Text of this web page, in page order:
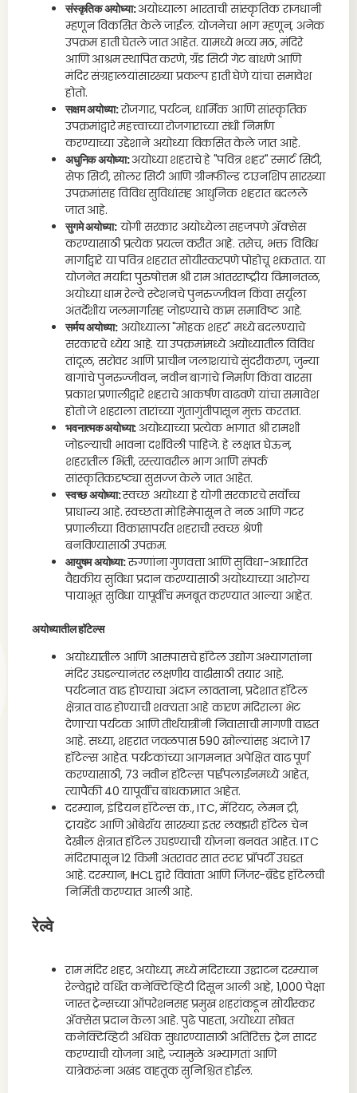
संस्कृतिक अयोध्या:अयोध्याला भारताची सांस्कृतिक राजधानी
म्हणून विकसित केले जाईल. योजनेचा भाग म्हणून, अनेक
उपक्रम हाती घेतले जात आहेत. यामध्ये भव्य मठ, मंदिरे
आणि आश्रम स्थापित करणे, ग्रँड सिटी गेट बांधणे आणि
मंदिर संग्रहालयांसारख्या प्रकल्प हाती घेणे यांचा समावेश
होतो.
सक्षम अयोध्या:रोजगार, पर्यटन, धार्मिक आणि सांस्कृतिक
उपक्रमांद्वारे महत्त्वाच्या रोजगाराच्या संधी निर्माण
करण्याच्या उद्देशाने अयोध्या विकसित केले जात आहे.
अधुनिक अयोध्या:अयोध्या शहराचे हे "पवित्र शहर" स्मार्ट सिटी,
सेफ सिटी, सोलर सिटी आणि ग्रीनफील्ड टाउनशिप सारख्या
उपक्रमांसह विविध सुविधांसह आधुनिक शहरात बदलले
जात आहे.
सुगमे अयोध्या:योगी सरकार अयोध्येला सहजपणे ॲक्सेस
करण्यासाठी प्रत्येक प्रयत्न करीत आहे. तसेच, भक्त विविध
मार्गांद्वारे या पवित्र शहरात सोयीस्करपणे पोहोचू शकतात. या
योजनेत मर्यादा पुरुषोत्तम श्री राम आंतरराष्ट्रीय विमानतळ,
अयोध्या धाम रेल्वे स्टेशनचे पुनरुज्जीवन किंवा सर्यूला
अंतर्देशीय जलमार्गासह जोडण्याचे काम समाविष्ट आहे.
सर्मय अयोध्या:अयोध्याला "मोहक शहर" मध्ये बदलण्याचे
सरकारचे ध्येय आहे. या उपक्रमांमध्ये अयोध्यातील विविध
तांदूळ, सरोवर आणि प्राचीन जलाशयांचे सुंदरीकरण, जुन्या
बागांचे पुनरुज्जीवन, नवीन बागांचे निर्माण किंवा वारसा
प्रकाश प्रणालीद्वारे शहराचे आकर्षण वाढवणे यांचा समावेश
होतो जे शहराला तारांच्या गुंतागुंतीपासून मुक्त करतात.
भवनात्मक अयोध्या: अयोध्याच्या प्रत्येक भागात श्री रामशी
जोडल्याची भावना दर्शविली पाहिजे. हे लक्षात घेऊन,
शहरातील भिंती, रस्त्यावरील भाग आणि संपर्क
सांस्कृतिकदृष्ट्या सुसज्ज केले जात आहेत.
स्वच्छ अयोध्या:स्वच्छ अयोध्या हे योगी सरकारचे सर्वोच्च
प्राधान्य आहे. स्वच्छता मोहिमेपासून ते नळ आणि गटर
प्रणालीच्या विकासापर्यंत शहराची स्वच्छ श्रेणी
बनविण्यासाठी उपक्रम.
आयुषम अयोध्या:रुग्णांना गुणवत्ता आणि सुविधा-आधारित
वैद्यकीय सुविधा प्रदान करण्यासाठी अयोध्याच्या आरोग्य
पायाभूत सुविधा यापूर्वीच मजबूत करण्यात आल्या आहेत.
अयोध्यातील हॉटेल्स
अयोध्यातील आणि आसपासचे हॉटेल उद्योग अभ्यागतांना
मंदिर उघडल्यानंतर लक्षणीय वाढीसाठी तयार आहे.
पर्यटनात वाढ होण्याचा अंदाज लावताना, प्रदेशात हॉटेल
क्षेत्रात वाढ होण्याची शक्यता आहे कारण मंदिराला भेट
देणाऱ्या पर्यटक आणि तीर्थयात्रींनी निवासाची मागणी वाढत
आहे. सध्या, शहरात जवळपास 590 खोल्यांसह अंदाजे 17
हॉटेल्स आहेत. पर्यटकांच्या आगमनात अपेक्षित वाढ पूर्ण
करण्यासाठी, 73 नवीन हॉटेल्स पाईपलाईनमध्ये आहेत,
त्यापैकी 40 यापूर्वीच बांधकामात आहेत.
दरम्यान, इंडियन हॉटेल्स कं., ITC, मॅरियट, लेमन ट्री,
ट्रायडेंट आणि ओबेरॉय सारख्या इतर लक्झरी हॉटेल चेन
देखील क्षेत्रात हॉटेल उघडण्याची योजना बनवत आहेत. ITC
मंदिरापासून 12 किमी अंतरावर सात स्टार प्रॉपर्टी उघडत
आहे. दरम्यान, IHCL द्वारे विवांता आणि जिंजर-ब्रँडेड हॉटेलची
निर्मिती करण्यात आली आहे.
रेल्वे
राम मंदिर शहर, अयोध्या, मध्ये मंदिराच्या उद्घाटन दरम्यान
रेल्वेद्वारे वर्धित कनेक्टिव्हिटी दिसून आली आहे, 1,000 पेक्षा
जास्त ट्रेन्सच्या ऑपरेशनसह प्रमुख शहरांकडून सोयीस्कर
ॲक्सेस प्रदान केला आहे. पुढे पाहता, अयोध्या सोबत
कनेक्टिव्हिटी अधिक सुधारण्यासाठी अतिरिक्त ट्रेन सादर
करण्याची योजना आहे, ज्यामुळे अभ्यागतां आणि
यात्रेकरूंना अखंड वाहतूक सुनिश्चित होईल.